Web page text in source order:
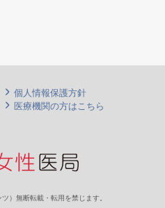
個人情報保護方針
医療機関の方はこちら
）無断転載・転用を禁じます。